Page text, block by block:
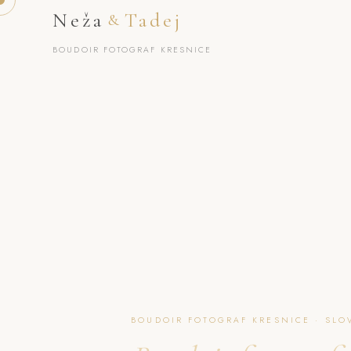
Neža & Tadej
BOUDOIR FOTOGRAF KRESNICE
BOUDOIR FOTOGRAF KRESNICE ·